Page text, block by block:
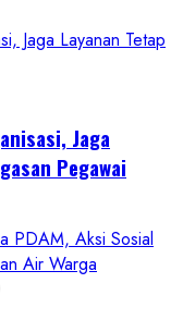
Jaga Layanan Tetap
Jaga
Pegawai
PDAM, Aksi Sosial
Air Warga